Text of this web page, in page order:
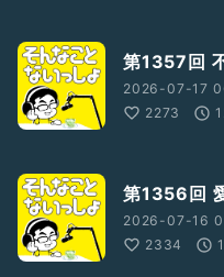
第1357回
2026-07-17
2273
第1356回
2026-07-16
2334